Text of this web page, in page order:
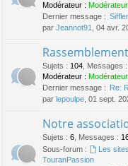
Modérateur :
Dernier message :
par Jeannot91 , 04 avr.
Sujets : 104 Messages :
Modérateur :
Dernier message :
Re:
par lepoulpe , 01 sept.
Notre
Sujets : 6 Messages :
Sous-forum :
Les
TouranPassion